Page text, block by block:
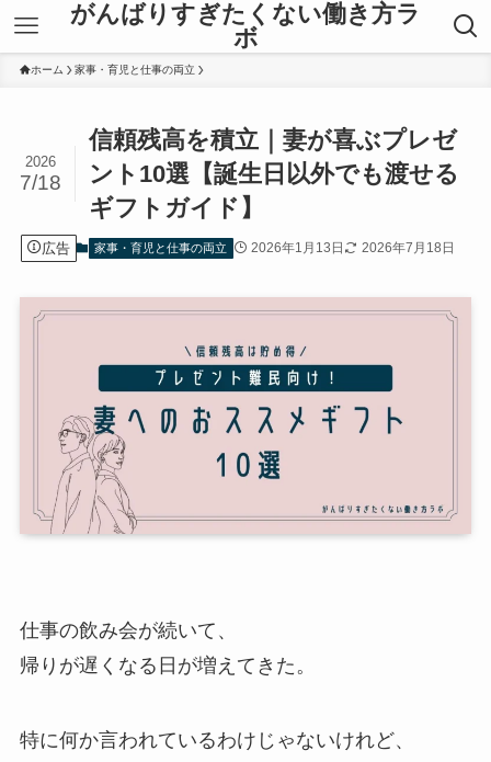
がんばりすぎたくない働き方ラ
ボ
ホーム 家事・育児と仕事の両立
信頼残高を積立｜妻が喜ぶプレゼ
ント10選【誕生日以外でも渡せる
ギフトガイド】
2026
7/18
広告 家事・育児と仕事の両立 2026年1月13日 2026年7月18日
仕事の飲み会が続いて、
帰りが遅くなる日が増えてきた。
特に何か言われているわけじゃないけれど、